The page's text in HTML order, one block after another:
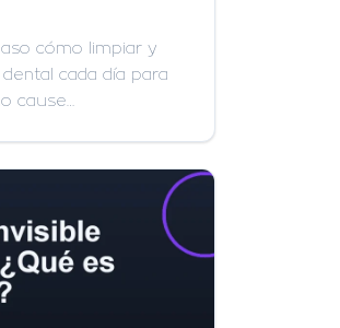
cómo limpiar y
cada día para
cause…